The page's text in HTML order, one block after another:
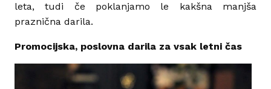
leta, tudi če poklanjamo le kakšna manjša
praznična darila.
Promocijska, poslovna darila za vsak letni čas